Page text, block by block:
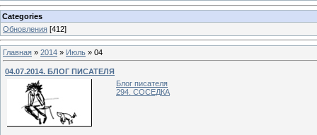
Categories
Обновления [412]
Главная » 2014 » Июль » 04
04.07.2014. БЛОГ ПИСАТЕЛЯ
Блог писателя
294. СОСЕДКА